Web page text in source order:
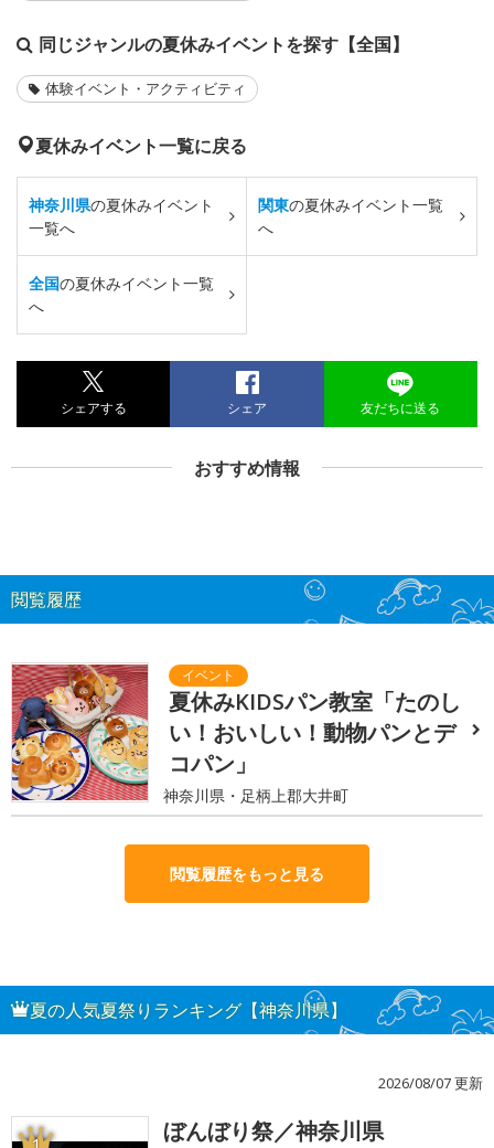
同じジャンルの夏休みイベントを探す【全国】
体験イベント・アクティビティ
夏休みイベント一覧に戻る
神奈川県の夏休みイベント
一覧へ
関東の夏休みイベント一覧
へ
全国の夏休みイベント一覧
へ
シェアする シェア 友だちに送る
おすすめ情報
閲覧履歴
夏休みKIDSパン教室「たのし
い！おいしい！動物パンとデ
コパン」
神奈川県・足柄上郡大井町
閲覧履歴をもっと見る
夏の人気夏祭りランキング【神奈川県】
2026/08/07 更新
ぼんぼり祭／神奈川県